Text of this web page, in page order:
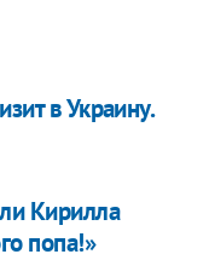
в Украину.
Кирилла
попа!»